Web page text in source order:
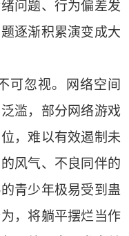
问题、行为偏差发
逐渐积累演变成大
可忽视。网络空间
滥，部分网络游戏
，难以有效遏制未
风气、不良同伴的
青少年极易受到蛊
，将躺平摆烂当作